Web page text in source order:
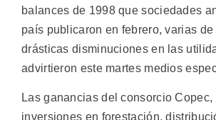
balances de 1998 que sociedades
país publicaron en febrero, varias
drásticas disminuciones en las
advirtieron este martes medios
Las ganancias del consorcio Copec,
inversiones en forestación,